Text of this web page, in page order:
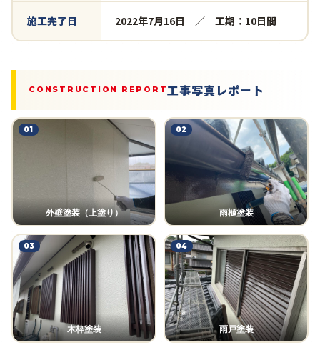
施工完了日 2022年7月16日 ／ 工期：10日間
CONSTRUCTION REPORT工事写真レポート
01
外壁塗装（上塗り）
02
雨樋塗装
03
木枠塗装
04
雨戸塗装